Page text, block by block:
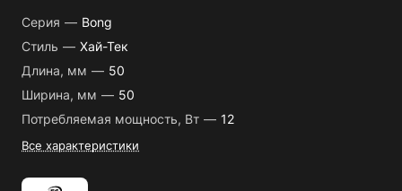
Серия — Bong
Стиль — Хай-Тек
Длина, мм — 50
Ширина, мм — 50
Потребляемая мощность, Вт — 12
Все характеристики